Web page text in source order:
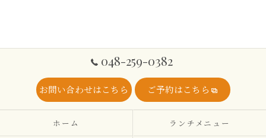
048-259-0382
お問い合わせはこちら ご予約はこちら
ホーム ランチメニュー